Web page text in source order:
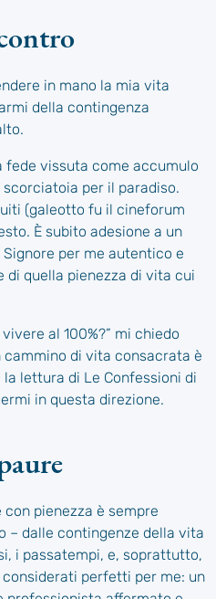
in mano la mia vita
della contingenza
fede vissuta come accumulo
per il paradiso.
(galeotto fu il cineforum
È subito adesione a un
per me autentico e
quella pienezza di vita cui
al 100%?” mi chiedo
cammino di vita consacrata è
lettura di Le Confessioni di
in questa direzione.
pienezza è sempre
– dalle contingenze della vita
i passatempi, e, soprattutto,
perfetti per me: un